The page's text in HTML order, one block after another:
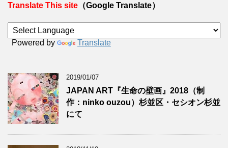
Translate This site （Google Translate）
Powered by Translate
2019/01/07
JAPAN ART『生命の壁画』2018（制
作：ninko ouzou）杉並区・セシオン杉並
にて